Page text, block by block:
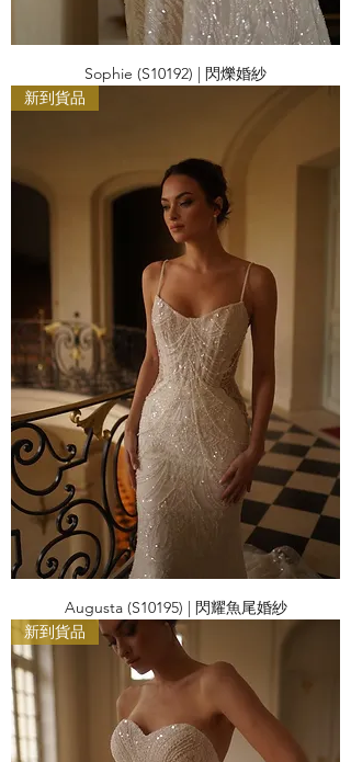
Sophie (S10192) | 閃爍婚紗
新到貨品
Augusta (S10195) | 閃耀魚尾婚紗
新到貨品